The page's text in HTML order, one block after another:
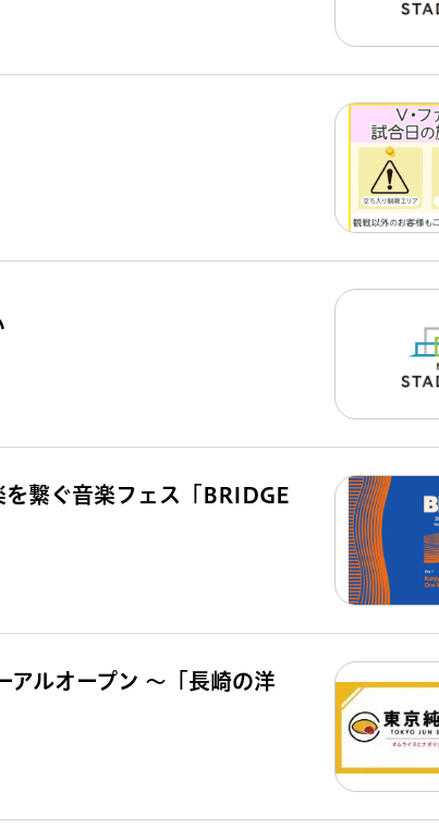
繋ぐ音楽フェス「BRIDGE
ルオープン 〜「長崎の洋